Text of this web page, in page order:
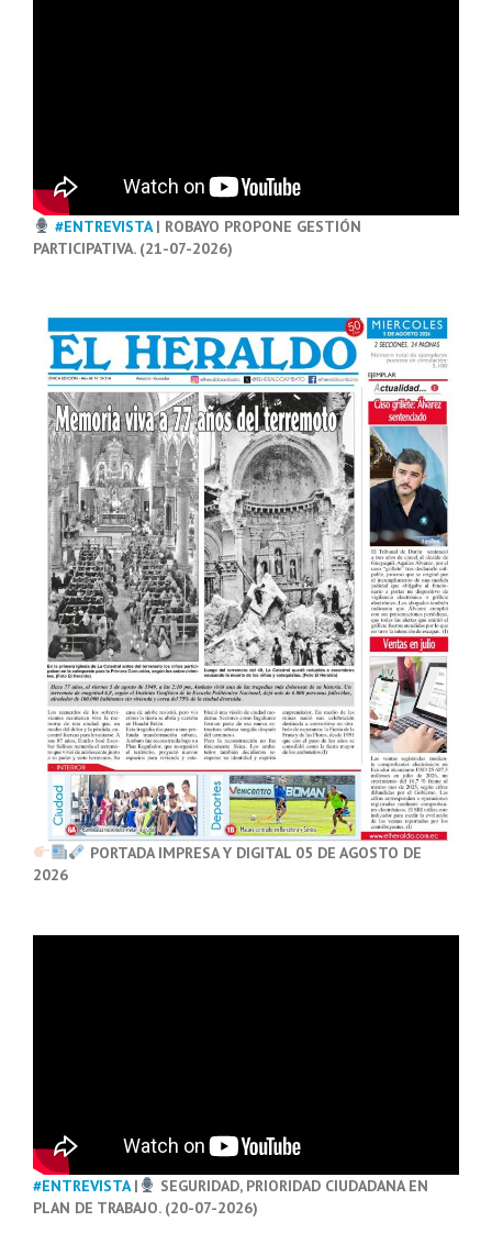
#ENTREVISTA| ROBAYO PROPONE GESTIÓN
PARTICIPATIVA. (21-07-2026)
PORTADA IMPRESA Y DIGITAL 05 DE AGOSTO DE
2026
#ENTREVISTA|
SEGURIDAD, PRIORIDAD CIUDADANA EN
PLAN DE TRABAJO. (20-07-2026)